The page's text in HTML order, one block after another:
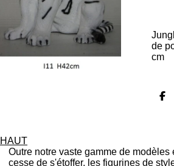
de
cm
P
g
e
HAUT
Outre notre vaste gamme de modèles
cesse de s'étoffer, les figurines de